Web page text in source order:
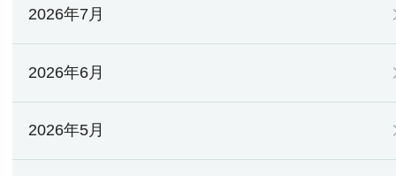
2026年7月
2026年6月
2026年5月